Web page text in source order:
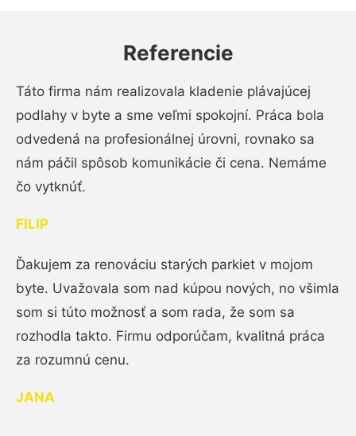
Referencie
Táto firma nám realizovala kladenie plávajúcej
podlahy v byte a sme veľmi spokojní. Práca bola
odvedená na profesionálnej úrovni, rovnako sa
nám páčil spôsob komunikácie či cena. Nemáme
čo vytknúť.
FILIP
Ďakujem za renováciu starých parkiet v mojom
byte. Uvažovala som nad kúpou nových, no všimla
som si túto možnosť a som rada, že som sa
rozhodla takto. Firmu odporúčam, kvalitná práca
za rozumnú cenu.
JANA